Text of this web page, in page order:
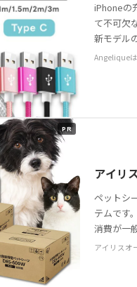
iPhoneの
て不可欠
新モデル
ルが必須
こうし
Angelique
PR
アイリ
ペットシ
テムです
消費が一
す。そん
ットシ
アイリスオ